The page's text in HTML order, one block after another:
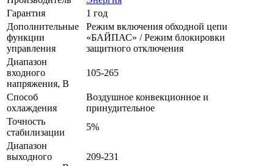
Гарантия
1 год
Дополнительные
функции
управления
Режим включения обходной цепи
«БАЙПАС» / Режим блокировки
защитного отключения
Диапазон
входного
напряжения, В
105-265
Способ
охлаждения
Воздушное конвекционное и
принудительное
Точность
стабилизации
5%
Диапазон
выходного
209-231